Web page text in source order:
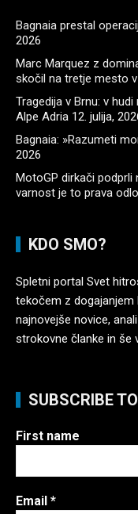
Bagnaia prestal
2026
Marc Marquez z
skočil na tretje mesto
Tragedija v Brnu: v
Alpe Adria 12. julija,
Bagnaia: »Razumeti
2026
MotoGP dirkači
varnost je to prava
KDO SMO?
Spletni portal Svet
tekočem z dogajanjem
najnovejše novice,
strokovne članke in še
SUBSCRIBE
First name
Email *